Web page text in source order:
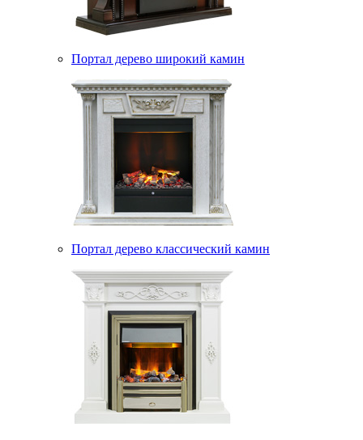
Портал дерево широкий камин
Портал дерево классический камин